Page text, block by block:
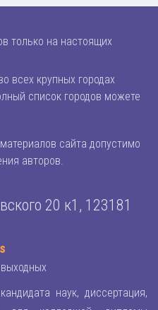
только на настоящих
всех крупных городах
список городов можете
сайта допустимо
авторов.
20 к1, 123181
наук, диссертация,